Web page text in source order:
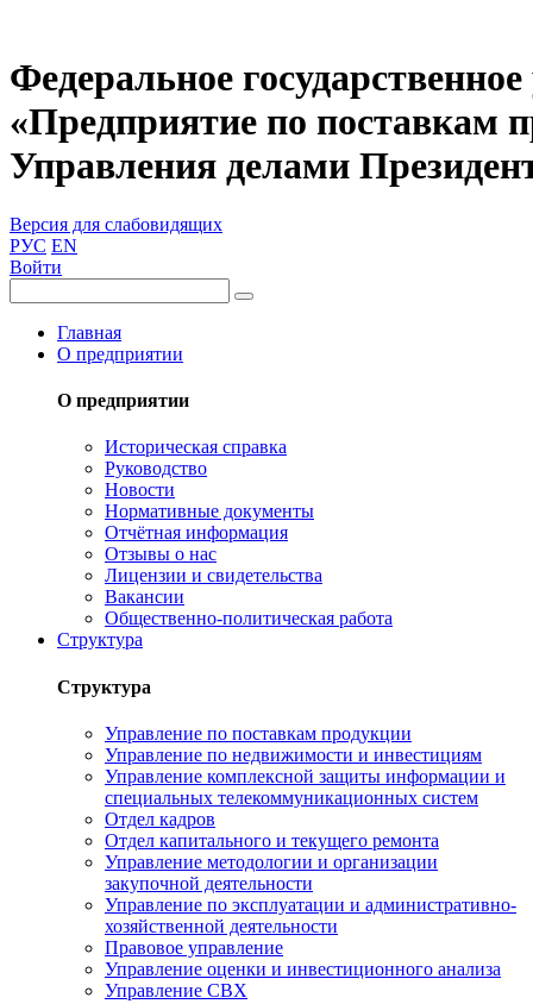
Федеральное
«Предприятие по поставкам
Управления делами
Версия для слабовидящих
РУС EN
Войти
Главная
О предприятии
О предприятии
Историческая справка
Руководство
Новости
Нормативные документы
Отчётная информация
Отзывы о нас
Лицензии и свидетельства
Вакансии
Общественно-политическая работа
Структура
Структура
Управление по поставкам продукции
Управление по недвижимости и инвестициям
Управление комплексной защиты информации и
специальных телекоммуникационных систем
Отдел кадров
Отдел капитального и текущего ремонта
Управление методологии и организации
закупочной деятельности
Управление по эксплуатации и административно-
хозяйственной деятельности
Правовое управление
Управление оценки и инвестиционного анализа
Управление СВХ